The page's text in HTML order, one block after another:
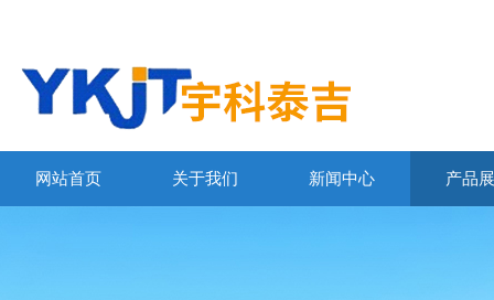
网站首页 关于我们 新闻中心 产品